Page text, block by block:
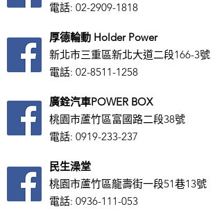
​電話: 02-2909-1818
厚德輪動 Holder Power
新北市三重區新北大道二段166-3號
電話: 02-8511-1258
廣銓汽車POWER BOX
桃園市蘆竹區富國路二段38號
電話: 0919-233-237
民生澡堂
桃園市蘆竹區龍壽街一段51巷13號
電話: 0936-111-053